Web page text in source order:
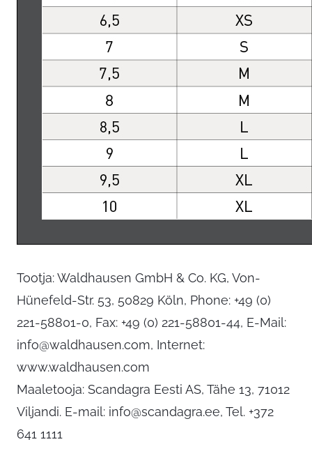
Tootja: Waldhausen GmbH & Co. KG, Von-
Hünefeld-Str. 53, 50829 Köln, Phone: +49 (0)
221-58801-0, Fax: +49 (0) 221-58801-44, E-Mail:
info@waldhausen.com, Internet:
www.waldhausen.com
Maaletooja: Scandagra Eesti AS, Tähe 13, 71012
Viljandi. E-mail: info@scandagra.ee, Tel. +372
641 1111